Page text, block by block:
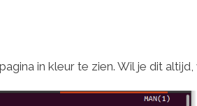
in kleur te zien. Wil je dit